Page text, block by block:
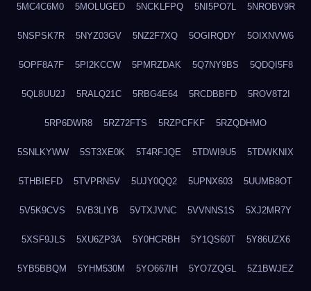
5MC4C6M0 5MOLUGED 5NCKLFPQ 5NI5PO7L 5NROBV9R
5NSPSK7R 5NYZ03GV 5NZ2F7XQ 5OGIRQDY 5OIXNVW6
5OPF8A7F 5PI2KCCW 5PMRZDAK 5Q7NY9BS 5QDQI5F8
5QL8UU2J 5RALQ21C 5RBG4E64 5RCDBBFD 5ROV8T2I
5RP6DWR8 5RZ72FTS 5RZPCFKF 5RZQDHMO
5SNLKYWW 5ST3XE0K 5T4RFJQE 5TDWI9U5 5TDWKNIX
5THBIEFD 5TVPRN5V 5UJY0QQ2 5UPNX603 5UUMB8OT
5V5K9CVS 5VB3LIYB 5VTXJVNC 5VVNNS1S 5XJ2MR7Y
5XSF9JLS 5XU6ZP3A 5Y0HCRBH 5Y1QS60T 5Y86UZX6
5YB5BBQM 5YHM530M 5YO667IH 5YO7ZQGL 5Z1BWJEZ